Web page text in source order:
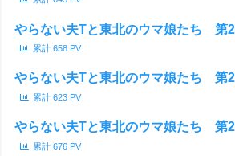
やらない夫Tと東北のウマ娘たち 第
累計 658 PV
やらない夫Tと東北のウマ娘たち 第
累計 623 PV
やらない夫Tと東北のウマ娘たち 第
累計 676 PV